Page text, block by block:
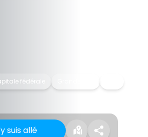
fédérale
suis allé